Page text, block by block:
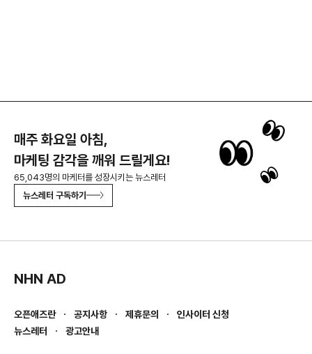
매주 화요일 아침,
마케팅 감각을 깨워 드릴게요!
65,043명의 마케터를 성장시키는 뉴스레터
뉴스레터 구독하기
NHN AD
오픈애즈란 공지사항 제휴문의
인사이터 신청
뉴스레터
광고안내